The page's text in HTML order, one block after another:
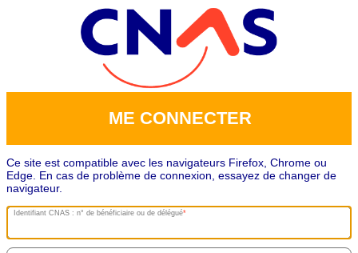
ME CONNECTER
Ce site est compatible avec les navigateurs Firefox, Chrome ou
Edge. En cas de problème de connexion, essayez de changer de
navigateur.
Identifiant CNAS : n° de bénéficiaire ou de délégué